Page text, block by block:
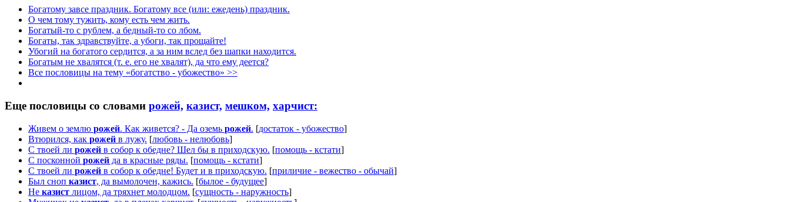
Богатому завсе праздник. Богатому все (или: ежедень) праздник.
О чем тому тужить, кому есть чем жить.
Богатый-то с рублем, а бедный-то со лбом.
Богаты, так здравствуйте, а убоги, так прощайте!
Убогий на богатого сердится, а за ним вслед без шапки находится.
Богатым не хвалятся (т. е. его не хвалят), да что ему деется?
Все пословицы на тему «богатство - убожество» >>
Еще пословицы со словами рожей, казист, мешком, харчист:
Живем о землю рожей. Как живется? - Да оземь рожей. [достаток - убожество]
Втюрился, как рожей в лужу. [любовь - нелюбовь]
С твоей ли рожей в собор к обедне? Шел бы в приходскую. [помощь - кстати]
С посконной рожей да в красные ряды. [помощь - кстати]
С твоей ли рожей в собор к обедне! Будет и в приходскую. [приличие - вежество - обычай]
Был сноп казист, да вымолочен, кажись. [былое - будущее]
Не казист лицом, да тряхнет молодцом. [сущность - наружность]